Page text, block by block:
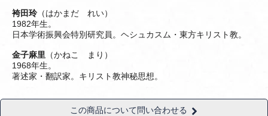
袴田玲（はかまだ れい）
1982年生。
日本学術振興会特別研究員。ヘシュカスム・東方キリスト教。
金子麻里 （かねこ まり）
1968年生。
著述家・翻訳家。キリスト教神秘思想。
この商品について問い合わせる